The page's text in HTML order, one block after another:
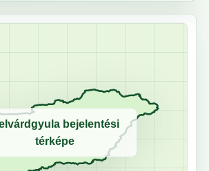
bejelentési
térképe